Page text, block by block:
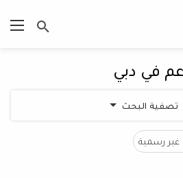
في دبي
تصفية البحث
غير رسمية